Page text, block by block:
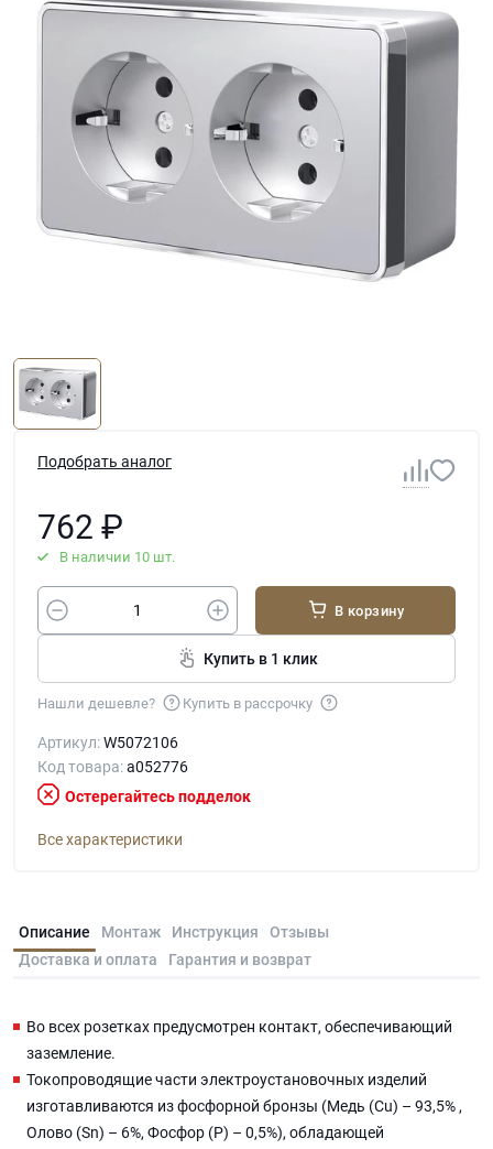
Подобрать аналог
762 ₽
В наличии 10 шт.
В корзину
Купить в 1 клик
Нашли дешевле? Купить в рассрочку
Артикул:W5072106
Код товара:a052776
Остерегайтесь подделок
Все характеристики
Описание Монтаж Инструкция
Отзывы
Доставка и оплата
Гарантия и возврат
Во всех розетках предусмотрен контакт, обеспечивающий
заземление.
Токопроводящие части электроустановочных изделий
изготавливаются из фосфорной бронзы (Медь (Cu) – 93,5% ,
Олово (Sn) – 6%, Фосфор (P) – 0,5%), обладающей